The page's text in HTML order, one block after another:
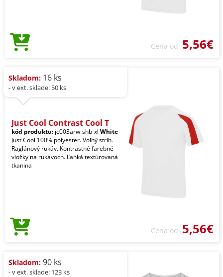
Cena od 5,56€
Skladom: 16 ks
- v ext. sklade: 50 ks
Just Cool Contrast Cool T
kód produktu: jc003arw-shb-xl White
Just Cool 100% polyester. Voľný strih.
Raglánový rukáv. Kontrastné farebné
vložky na rukávoch. Ľahká textúrovaná
tkanina
Cena od 5,56€
Skladom: 90 ks
- v ext. sklade: 123 ks